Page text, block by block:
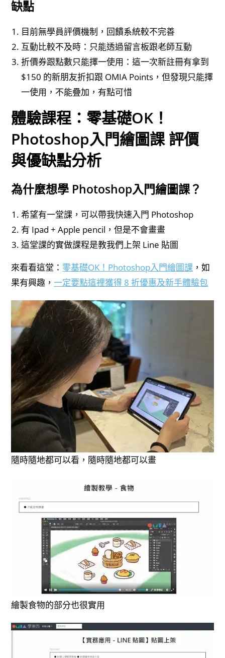
缺點
目前無學員評價機制，回饋系統較不完善
互動比較不及時：只能透過留言板跟老師互動
折價券跟點數只能擇一使用：這一次新註冊有拿到
$150 的新朋友折扣跟 OMIA Points，但發現只能擇
一使用，不能疊加，有點可惜
體驗課程：零基礎OK！
Photoshop入門繪圖課 評價
與優缺點分析
為什麼想學 Photoshop入門繪圖課？
希望有一堂課，可以帶我快速入門 Photoshop
有 Ipad + Apple pencil，但是不會畫畫
這堂課的實做課程是教我們上架 Line 貼圖
來看看這堂： 零基礎OK！Photoshop入門繪圖課 ，如
果有興趣，一定要點這裡獲得 8 折優惠及新手體驗包
隨時隨地都可以看，隨時隨地都可以畫
繪製食物的部分也很實用